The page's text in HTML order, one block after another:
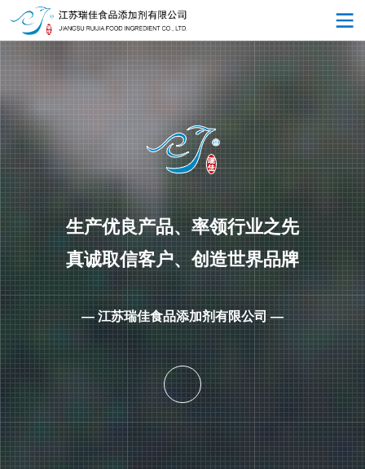
生产优良产品、率领行业之先
真诚取信客户、创造世界品牌
— 江苏瑞佳食品添加剂有限公司 —